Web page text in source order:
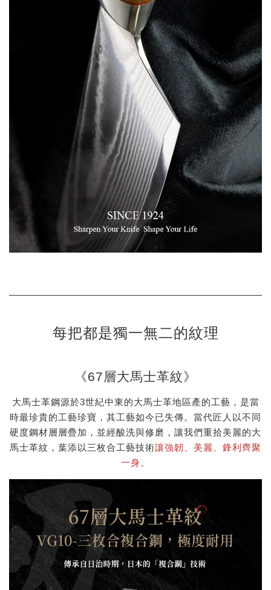
每把都是獨一無二的紋理
《67層大馬士革紋》
大馬士革鋼源於3世紀中東的大馬士革地區產的工藝，是當
時最珍貴的工藝珍寶，其工藝如今已失傳。當代匠人以不同
硬度鋼材層層疊加，並經酸洗與修磨，讓我們重拾美麗的大
馬士革紋，葉添以三枚合工藝技術讓強韌、美麗、鋒利齊聚
一身。